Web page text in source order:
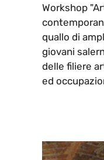
Workshop
quallo di
giovani
delle filiere
ed